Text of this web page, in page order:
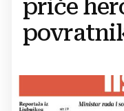
priče